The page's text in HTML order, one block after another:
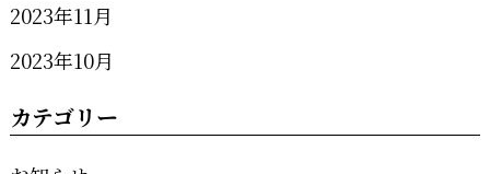
2023年11月
2023年10月
カテゴリー